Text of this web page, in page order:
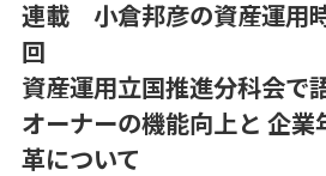
連載 小倉邦彦の資産運用
回
資産運用立国推進分科会で
オーナーの機能向上と 企業
革について